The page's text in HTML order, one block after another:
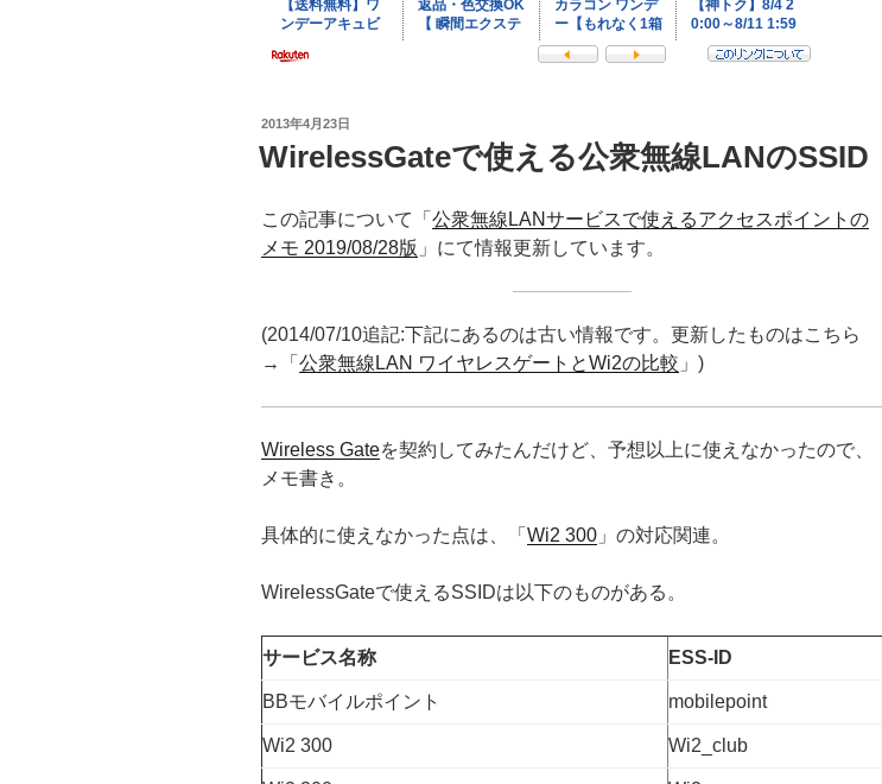
投
日:
2013年4月23日
WirelessGateで使える公衆無線LANのSSID
この記事について「 公衆無線LANサービスで使えるアクセスポイントの
メモ 2019/08/28版 」にて情報更新しています。
(2014/07/10追記:下記にあるのは古い情報です。更新したものはこちら
→「 公衆無線LAN ワイヤレスゲートとWi2の比較 」)
Wireless Gateを契約してみたんだけど、予想以上に使えなかったので、
メモ書き。
具体的に使えなかった点は、「 Wi2 300 」の対応関連。
WirelessGateで使えるSSIDは以下のものがある。
サービス名称 ESS-ID
BBモバイルポイント mobilepoint
Wi2 300 Wi2_club